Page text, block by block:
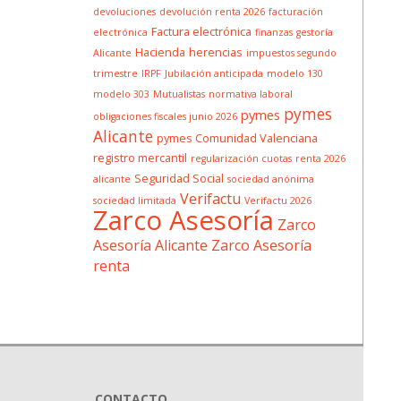
devoluciones devolución renta 2026 facturación
electrónica Factura electrónica finanzas gestoría
Alicante Hacienda herencias impuestos segundo
trimestre IRPF Jubilación anticipada modelo 130
modelo 303 Mutualistas normativa laboral
obligaciones fiscales junio 2026 pymes pymes
Alicante pymes Comunidad Valenciana
registro mercantil regularización cuotas renta 2026
alicante Seguridad Social sociedad anónima
sociedad limitada Verifactu Verifactu 2026
Zarco Asesoría Zarco
Asesoría Alicante Zarco Asesoría
renta